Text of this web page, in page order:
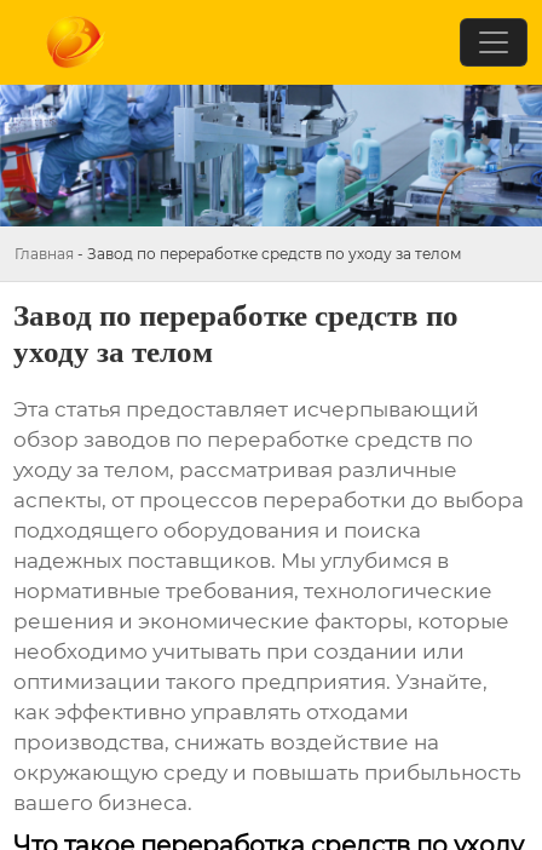
Главная - Завод по переработке средств по уходу за телом
Завод по переработке средств по
уходу за телом
Эта статья предоставляет исчерпывающий
обзорзаводов по переработке средств по
уходу за телом, рассматривая различные
аспекты, от процессов переработки до выбора
подходящего оборудования и поиска
надежных поставщиков. Мы углубимся в
нормативные требования, технологические
решения и экономические факторы, которые
необходимо учитывать при создании или
оптимизации такого предприятия. Узнайте,
как эффективно управлять отходами
производства, снижать воздействие на
окружающую среду и повышать прибыльность
вашего бизнеса.